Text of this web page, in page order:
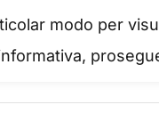
IL
abbiamo mai
modo per